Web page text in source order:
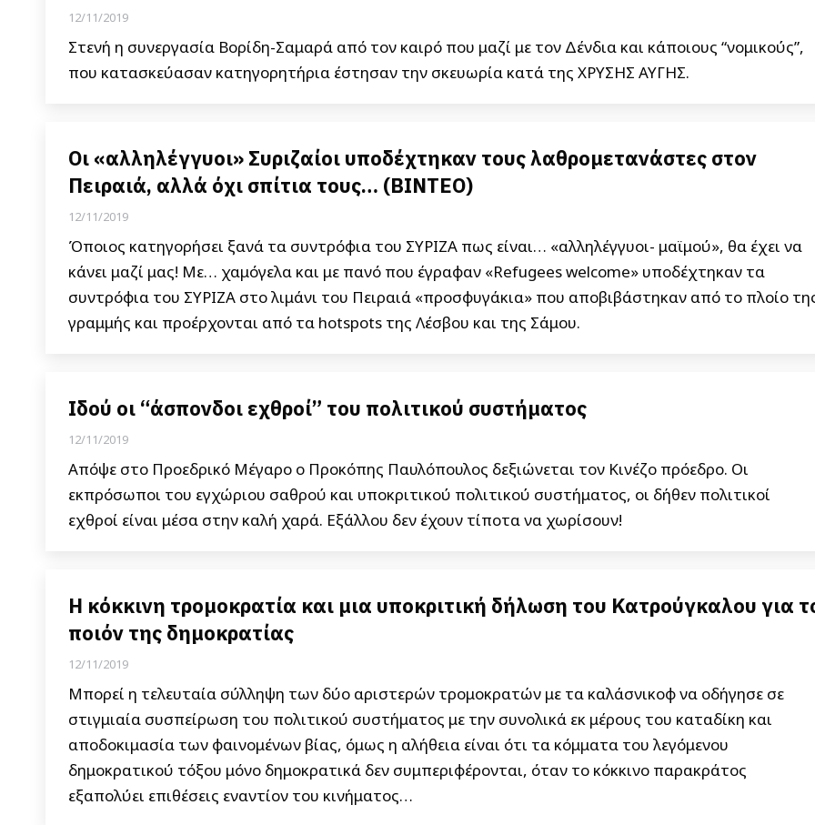
12/11/2019
Στενή η συνεργασία Βορίδη-Σαμαρά από τον καιρό που μαζί με τον Δένδια και κάποιους “νομικούς”,
που κατασκεύασαν κατηγορητήρια έστησαν την σκευωρία κατά της ΧΡΥΣΗΣ ΑΥΓΗΣ.
Οι «αλληλέγγυοι» Συριζαίοι υποδέχτηκαν τους λαθρομετανάστες στον
Πειραιά, αλλά όχι σπίτια τους… (ΒΙΝΤΕΟ)
12/11/2019
Όποιος κατηγορήσει ξανά τα συντρόφια του ΣΥΡΙΖΑ πως είναι… «αλληλέγγυοι- μαϊμού», θα έχει να
κάνει μαζί μας! Με… χαμόγελα και με πανό που έγραφαν «Refugees welcome» υποδέχτηκαν τα
συντρόφια του ΣΥΡΙΖΑ στο λιμάνι του Πειραιά «προσφυγάκια» που αποβιβάστηκαν από το πλοίο
γραμμής και προέρχονται από τα hotspots της Λέσβου και της Σάμου.
Ιδού οι “άσπονδοι εχθροί” του πολιτικού συστήματος
12/11/2019
Απόψε στο Προεδρικό Μέγαρο ο Προκόπης Παυλόπουλος δεξιώνεται τον Κινέζο πρόεδρο. Οι
εκπρόσωποι του εγχώριου σαθρού και υποκριτικού πολιτικού συστήματος, οι δήθεν πολιτικοί
εχθροί είναι μέσα στην καλή χαρά. Εξάλλου δεν έχουν τίποτα να χωρίσουν!
Η κόκκινη τρομοκρατία και μια υποκριτική δήλωση του Κατρούγκαλου για
ποιόν της δημοκρατίας
12/11/2019
Μπορεί η τελευταία σύλληψη των δύο αριστερών τρομοκρατών με τα καλάσνικοφ να οδήγησε σε
στιγμιαία συσπείρωση του πολιτικού συστήματος με την συνολικά εκ μέρους του καταδίκη και
αποδοκιμασία των φαινομένων βίας, όμως η αλήθεια είναι ότι τα κόμματα του λεγόμενου
δημοκρατικού τόξου μόνο δημοκρατικά δεν συμπεριφέρονται, όταν το κόκκινο παρακράτος
εξαπολύει επιθέσεις εναντίον του κινήματος…